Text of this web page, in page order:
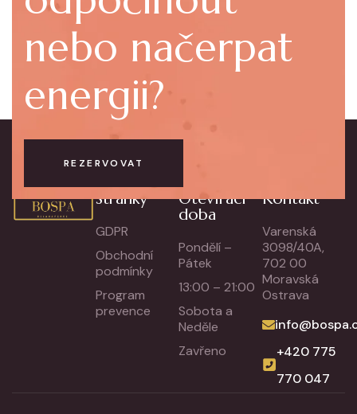
nebo načerpat
energii?
REZERVOVAT
Stránky
GDPR
Obchodní
podmínky
Program
prevence
Otevírací
doba
Pondělí –
Pátek
13:00 – 21:00
Sobota a
Neděle
Zavřeno
Kontakt
Varenská
3098/40A,
702 00
Moravská
Ostrava
+420 775
770 047